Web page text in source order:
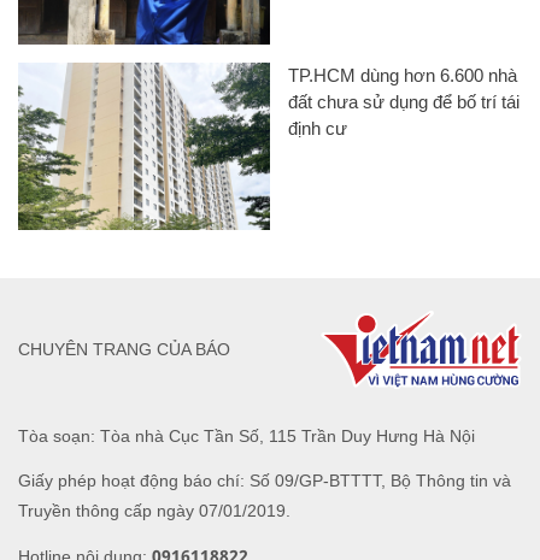
TP.HCM dùng hơn 6.600 nhà
đất chưa sử dụng để bố trí tái
định cư
Tòa soạn: Tòa nhà Cục Tần Số, 115 Trần Duy Hưng Hà Nội
Giấy phép hoạt động báo chí: Số 09/GP-BTTTT, Bộ Thông tin và
Truyền thông cấp ngày 07/01/2019.
CHUYÊN TRANG CỦA BÁO